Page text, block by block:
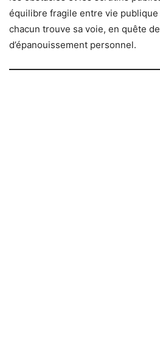
équilibre fragile entre vie
chacun trouve sa voie, en quête
d’épanouissement personnel.